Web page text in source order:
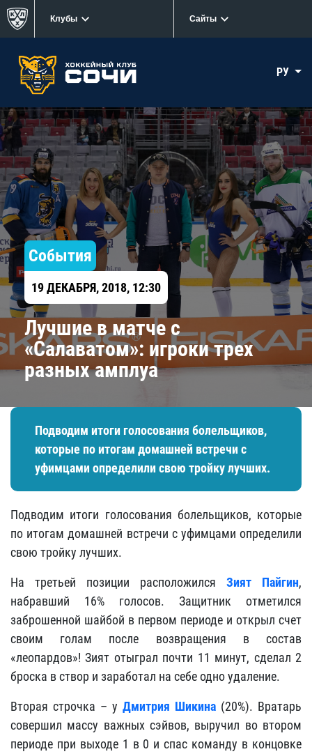
Клубы Сайты
РУ
События
19 ДЕКАБРЯ, 2018, 12:30
​Лучшие в матче с
«Салаватом»: игроки трех
разных амплуа
Подводим итоги голосования болельщиков,
которые по итогам домашней встречи с
уфимцами определили свою тройку лучших.
Подводим итоги голосования болельщиков, которые
по итогам домашней встречи с уфимцами определили
свою тройку лучших.
На третьей позиции расположился Зият Пайгин,
набравший 16% голосов. Защитник отметился
заброшенной шайбой в первом периоде и открыл счет
своим голам после возвращения в состав
«леопардов»! Зият отыграл почти 11 минут, сделал 2
броска в створ и заработал на себе одно удаление.
Вторая строчка – у Дмитрия Шикина (20%). Вратарь
совершил массу важных сэйвов, выручил во втором
периоде при выходе 1 в 0 и спас команду в концовке